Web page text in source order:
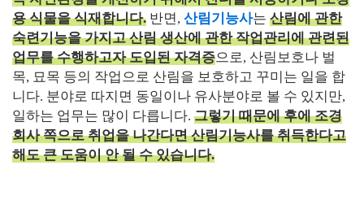
용 식물을 식재합니다. 반면, 산림기능사는 산림에 관한
숙련기능을 가지고 산림 생산에 관한 작업관리에 관련된
업무를 수행하고자 도입된 자격증으로, 산림보호나 벌
목, 묘목 등의 작업으로 산림을 보호하고 꾸미는 일을 합
니다. 분야로 따지면 동일이나 유사분야로 볼 수 있지만,
일하는 업무는 많이 다릅니다. 그렇기 때문에 후에 조경
회사 쪽으로 취업을 나간다면 산림기능사를 취득한다고
해도 큰 도움이 안 될 수 있습니다.